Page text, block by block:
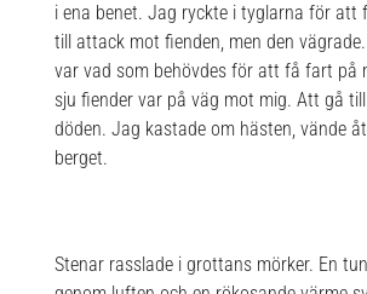
i ena benet. Jag ryckte i tyglarna för att
till attack mot fienden, men den
var vad som behövdes för att få fart på
sju fiender var på väg mot mig. Att gå
döden. Jag kastade om hästen, vände
berget.
Stenar rasslade i grottans mörker. En